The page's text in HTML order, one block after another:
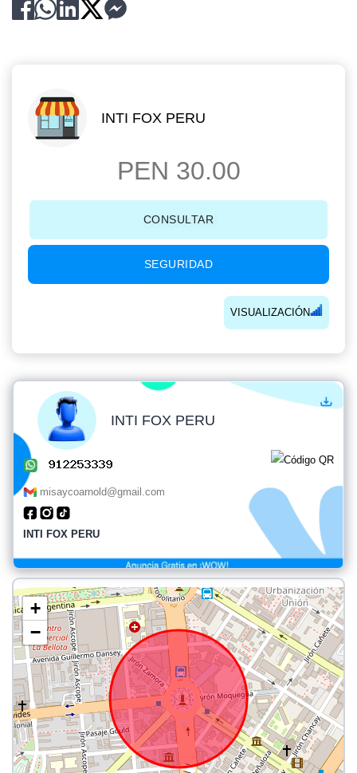
INTI FOX PERU
PEN 30.00
CONSULTAR
SEGURIDAD
VISUALIZACIÓN
INTI FOX PERU
misaycoarnold@gmail.com
INTI FOX PERU
+
−